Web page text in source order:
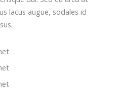
lacus augue, sodales id